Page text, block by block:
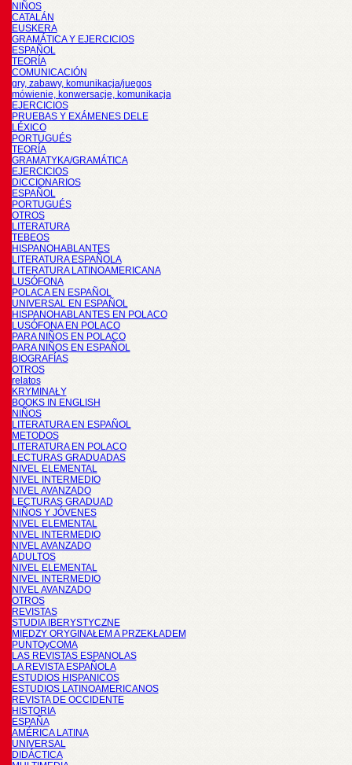
NIÑOS
CATALÁN
EUSKERA
GRAMÁTICA Y EJERCICIOS
ESPAÑOL
TEORÍA
COMUNICACIÓN
gry, zabawy, komunikacja/juegos
mówienie, konwersacje, komunikacja
EJERCICIOS
PRUEBAS Y EXÁMENES DELE
LÉXICO
PORTUGUÉS
TEORÍA
GRAMATYKA/GRAMÁTICA
EJERCICIOS
DICCIONARIOS
ESPAÑOL
PORTUGUÉS
OTROS
LITERATURA
TEBEOS
HISPANOHABLANTES
LITERATURA ESPAÑOLA
LITERATURA LATINOAMERICANA
LUSÓFONA
POLACA EN ESPAÑOL
UNIVERSAL EN ESPAÑOL
HISPANOHABLANTES EN POLACO
LUSÓFONA EN POLACO
PARA NIÑOS EN POLACO
PARA NIÑOS EN ESPAÑOL
BIOGRAFÍAS
OTROS
relatos
KRYMINAŁY
BOOKS IN ENGLISH
NIÑOS
LITERATURA EN ESPAÑOL
METODOS
LITERATURA EN POLACO
LECTURAS GRADUADAS
NIVEL ELEMENTAL
NIVEL INTERMEDIO
NIVEL AVANZADO
LECTURAS GRADUAD
NIÑOS Y JÓVENES
NIVEL ELEMENTAL
NIVEL INTERMEDIO
NIVEL AVANZADO
ADULTOS
NIVEL ELEMENTAL
NIVEL INTERMEDIO
NIVEL AVANZADO
OTROS
REVISTAS
STUDIA IBERYSTYCZNE
MIĘDZY ORYGINAŁEM A PRZEKŁADEM
PUNTOyCOMA
LAS REVISTAS ESPANOLAS
LA REVISTA ESPAÑOLA
ESTUDIOS HISPANICOS
ESTUDIOS LATINOAMERICANOS
REVISTA DE OCCIDENTE
HISTORIA
ESPAÑA
AMÉRICA LATINA
UNIVERSAL
DIDÁCTICA